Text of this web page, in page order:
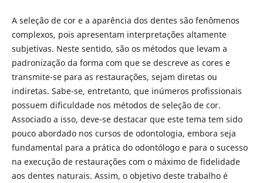
A seleção de cor e a aparência dos dentes são fenômenos
complexos, pois apresentam interpretações altamente
subjetivas. Neste sentido, são os métodos que levam a
padronização da forma com que se descreve as cores e
transmite-se para as restaurações, sejam diretas ou
indiretas. Sabe-se, entretanto, que inúmeros profissionais
possuem dificuldade nos métodos de seleção de cor.
Associado a isso, deve-se destacar que este tema tem sido
pouco abordado nos cursos de odontologia, embora seja
fundamental para a prática do odontólogo e para o sucesso
na execução de restaurações com o máximo de fidelidade
aos dentes naturais. Assim, o objetivo deste trabalho é